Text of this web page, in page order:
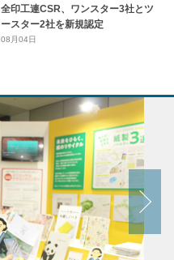
全印工連CSR、ワンスター3社とツ
ースター2社を新規認定
08月04日